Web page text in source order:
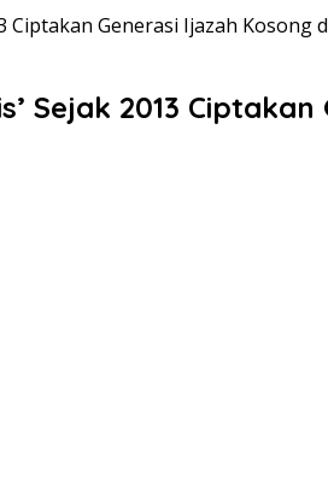
Generasi Ijazah Kosong
Sejak 2013